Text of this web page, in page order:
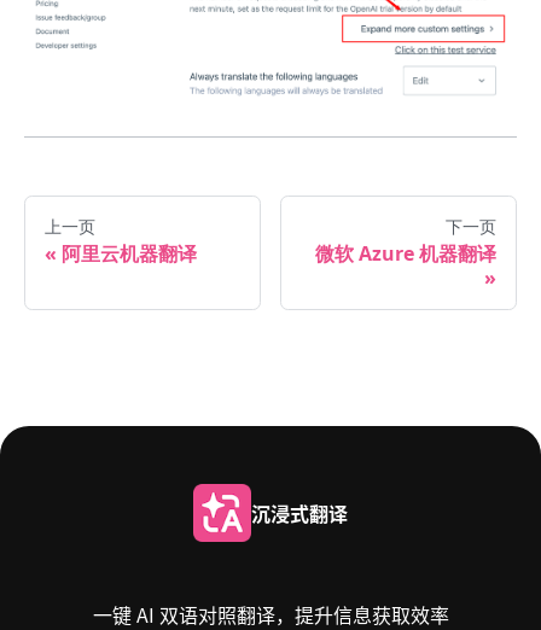
上一页
阿里云机器翻译
下一页
微软 Azure 机器翻译
沉浸式翻译
一键 AI 双语对照翻译，提升信息获取效率